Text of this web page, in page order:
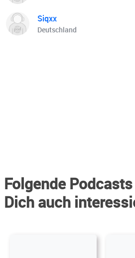
Siqxx
Deutschland
Folgende
Dich auch